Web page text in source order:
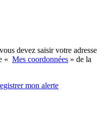
devez saisir votre adresse
« Mes coordonnées » de la
mon alerte